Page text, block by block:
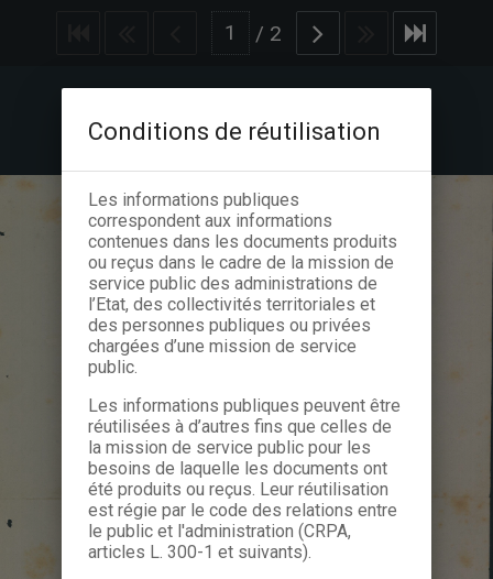
/ 2
Conditions de réutilisation
Les informations publiques
correspondent aux informations
contenues dans les documents produits
ou reçus dans le cadre de la mission de
service public des administrations de
l’Etat, des collectivités territoriales et
des personnes publiques ou privées
chargées d’une mission de service
public.
Les informations publiques peuvent être
réutilisées à d’autres fins que celles de
la mission de service public pour les
besoins de laquelle les documents ont
été produits ou reçus. Leur réutilisation
est régie par le code des relations entre
le public et l'administration (CRPA,
articles L. 300-1 et suivants).